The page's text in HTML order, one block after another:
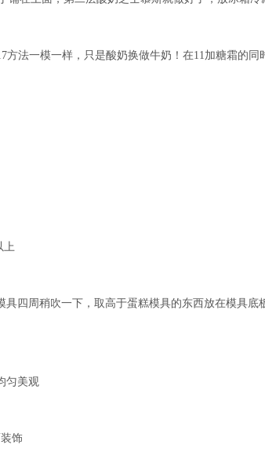
方法一模一样，只是酸奶换做牛奶！在11加糖霜的
上
四周稍吹一下，取高于蛋糕模具的东西放在模具底
匀美观
饰